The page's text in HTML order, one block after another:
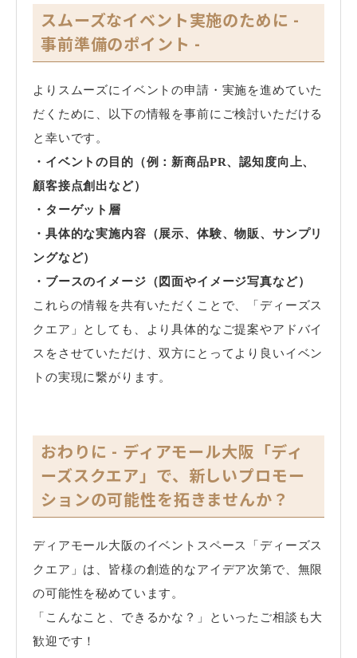
スムーズなイベント実施のために -
事前準備のポイント -
よりスムーズにイベントの申請・実施を進めていた
だくために、以下の情報を事前にご検討いただける
と幸いです。
・イベントの目的（例：新商品PR、認知度向上、
顧客接点創出など）
・ターゲット層
・具体的な実施内容（展示、体験、物販、サンプリ
ングなど）
・ブースのイメージ（図面やイメージ写真など）
これらの情報を共有いただくことで、「ディーズス
クエア」としても、より具体的なご提案やアドバイ
スをさせていただけ、双方にとってより良いイベン
トの実現に繋がります。
おわりに - ディアモール大阪「ディ
ーズスクエア」で、新しいプロモー
ションの可能性を拓きませんか？
ディアモール大阪のイベントスペース「ディーズス
クエア」は、皆様の創造的なアイデア次第で、無限
の可能性を秘めています。
「こんなこと、できるかな？」といったご相談も大
歓迎です！